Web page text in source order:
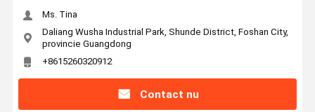
Ms. Tina
Daliang Wusha Industrial Park, Shunde District, Foshan City,
provincie Guangdong
+8615260320912
Contact nu